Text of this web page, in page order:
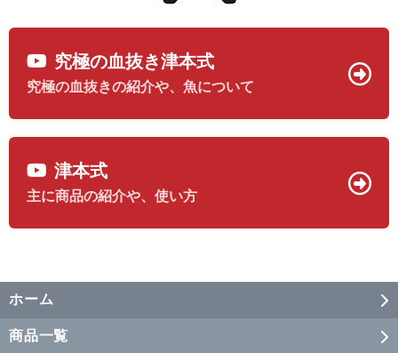
究極の血抜き津本式
究極の血抜きの紹介や、魚について
津本式
主に商品の紹介や、使い方
ホーム
商品一覧